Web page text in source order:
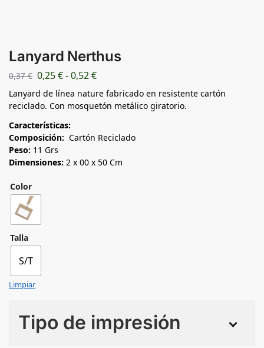
Lanyard Nerthus
0,37€ 0,25€-0,52€
Lanyard de línea nature fabricado en resistente cartón
reciclado. Con mosquetón metálico giratorio.
Características:
Composición: Cartón Reciclado
Peso: 11 Grs
Dimensiones: 2 x 00 x 50 Cm
Color
Talla
S/T
Limpiar
Tipo de impresión